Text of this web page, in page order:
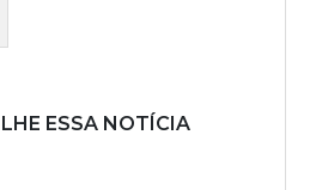
ESSA NOTÍCIA